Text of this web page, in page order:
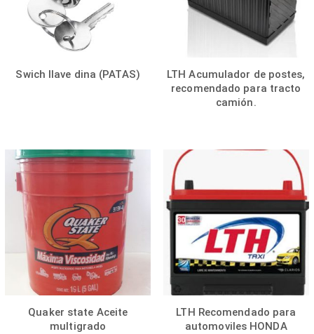
Swich llave dina (PATAS)
LTH Acumulador de postes,
recomendado para tracto
camión.
Quaker state Aceite
multigrado
LTH Recomendado para
automoviles HONDA